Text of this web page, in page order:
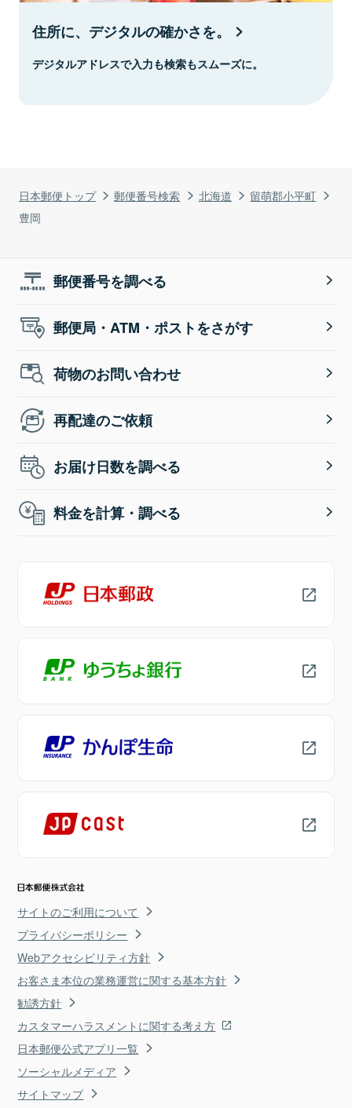
日本郵便トップ 郵便番号検索 北海道
留萌郡小平町
豊岡
住所に、デジタルの確かさを。
デジタルアドレスで入力も検索もスムーズに。
郵便番号を調べる
郵便局・ATM・ポストをさがす
荷物のお問い合わせ
再配達のご依頼
お届け日数を調べる
料金を計算・調べる
サイトのご利用について
プライバシーポリシー
Webアクセシビリティ方針
お客さま本位の業務運営に関する基本方針
勧誘方針
カスタマーハラスメントに関する考え方
日本郵便公式アプリ一覧
ソーシャルメディア
サイトマップ